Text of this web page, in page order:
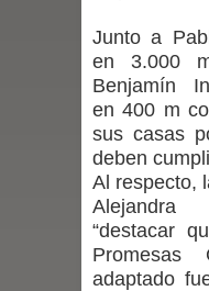
de la
Junto a
en 3.000
Benjamín
en 400 m
sus casas
deben
Al respecto,
“destacar
Promesas
adaptado